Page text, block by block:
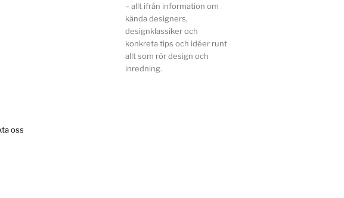
– allt ifrån information om
kända designers,
designklassiker och
konkreta tips och idéer runt
allt som rör design och
inredning.
oss